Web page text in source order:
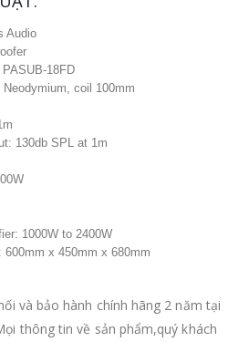
Audio
18FD
Neodymium, coil 100mm
130db SPL at 1m
1000W to 2400W
600mm x 450mm x 680mm
và bảo hành chính hãng 2 năm tại
thông tin về sản phẩm,quý khách